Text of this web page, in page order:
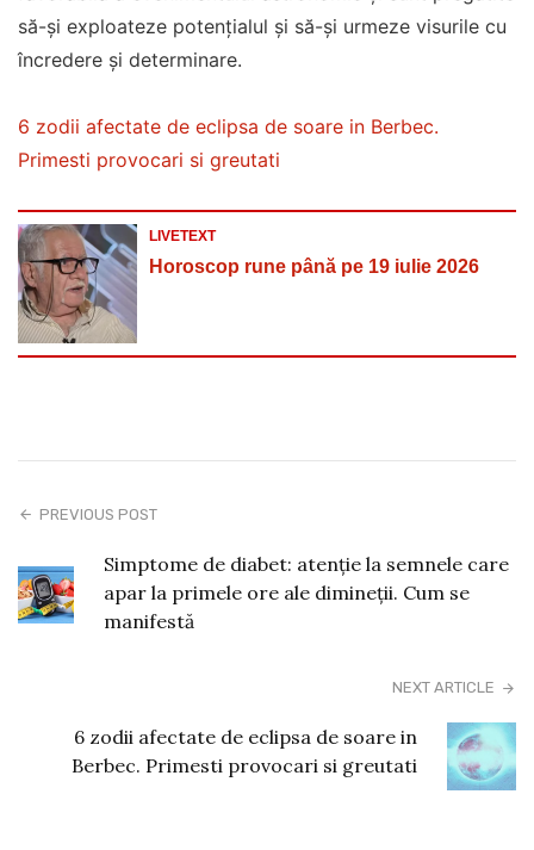
să-și exploateze potențialul și să-și urmeze visurile cu
încredere și determinare.
6 zodii afectate de eclipsa de soare in Berbec.
Primesti provocari si greutati
LIVETEXT
Horoscop rune până pe 19 iulie 2026
PREVIOUS POST
Simptome de diabet: atenție la semnele care
apar la primele ore ale dimineții. Cum se
manifestă
NEXT ARTICLE
6 zodii afectate de eclipsa de soare in
Berbec. Primesti provocari si greutati